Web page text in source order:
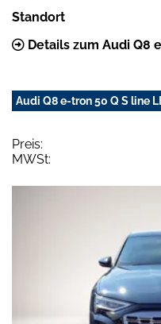
Standort
Details zum Audi Q8
Audi Q8 e-tron 50 Q S
Preis:
MWSt: